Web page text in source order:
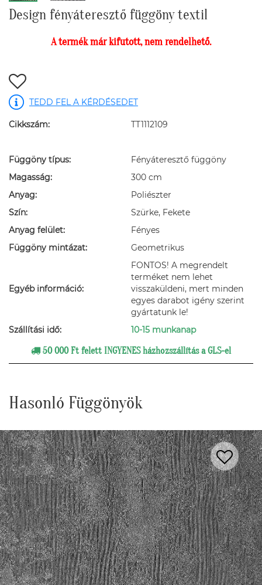
Design fényáteresztő függöny textil
A termék már kifutott, nem rendelhető.
TEDD FEL A KÉRDÉSEDET
Cikkszám: TT1112109
Függöny típus:
Fényáteresztő függöny
Magasság:
300 cm
Anyag:
Poliészter
Szín:
Szürke, Fekete
Anyag felület:
Fényes
Függöny mintázat:
Geometrikus
Egyéb információ:
FONTOS! A megrendelt
terméket nem lehet
visszaküldeni, mert minden
egyes darabot igény szerint
gyártatunk le!
Szállítási idő:
10-15 munkanap
50 000 Ft felett INGYENES házhozszállítás a GLS-el
Hasonló Függönyök